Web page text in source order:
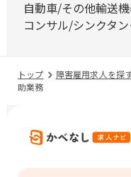
自動車/その他輸送
コンサル/シンクタン
トップ 障害雇用求人を探
助業務